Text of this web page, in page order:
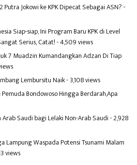
Putra Jokowi ke KPK Dipecat Sebagai ASN?-
Siap-siap, Ini Program Baru KPK di Level
Serius, Catat!- 4,509 views
7 Muadzin Kumandangkan Adzan Di Tiap
Lembursitu Naik- 3,108 views
Bondowoso Hingga Berdarah,Apa
Saudi bagi Lelaki Non-Arab Saudi- 2,928
Lampung Waspada Potensi Tsunami Malam
views